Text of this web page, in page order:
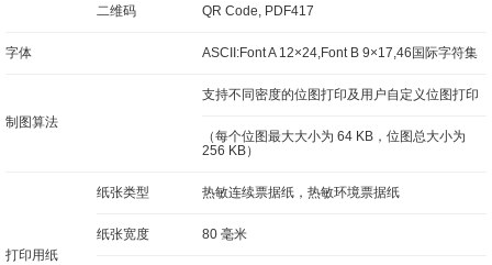
二维码 QR Code, PDF417
字体 ASCII:Font A 12×24,Font B 9×17,46国际字符集
制图算法
支持不同密度的位图打印及用户自定义位图打印
（每个位图最大大小为 64 KB，位图总大小为
256 KB）
打印用纸
纸张类型 热敏连续票据纸，热敏环境票据纸
纸张宽度 80 毫米